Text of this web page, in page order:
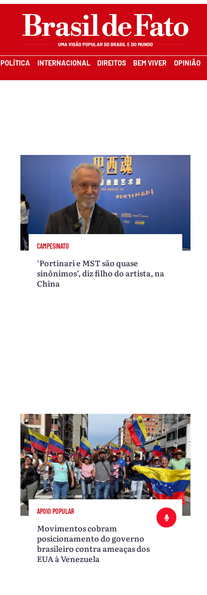
POLÍTICA INTERNACIONAL DIREITOS BEM VIVER OPINIÃO
CAMPESINATO
‘Portinari e MST são quase
sinônimos’, diz filho do artista, na
China
APOIO POPULAR
Movimentos cobram
posicionamento do governo
brasileiro contra ameaças dos
EUA à Venezuela